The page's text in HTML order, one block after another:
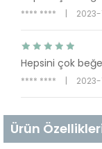
**** **** |
Hepsini çok
**** **** |
Ürün